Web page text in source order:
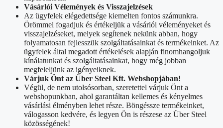
Vásárlói Vélemények és Visszajelzések
Az ügyfelek elégedettsége kiemelten fontos számunkra.
Örömmel fogadjuk és értékeljük a vásárlói véleményeket és
visszajelzéseket, melyek segítenek nekünk abban, hogy
folyamatosan fejlesszük szolgáltatásainkat és termékeinket. Az
ügyfelek által megadott értékelések alapján finomhangoljuk
kínálatunkat és szolgáltatásainkat, hogy még jobban
megfeleljünk az igényeiknek.
Várjuk Önt az Über Steel Kft. Webshopjában!
Végül, de nem utolsósorban, szeretettel várjuk Önt a
webshopunkban, ahol garantáltan kellemes és kényelmes
vásárlási élményben lehet része. Böngéssze termékeinket,
válogasson kedvére, és legyen Ön is részese az Über Steel
közösségének!